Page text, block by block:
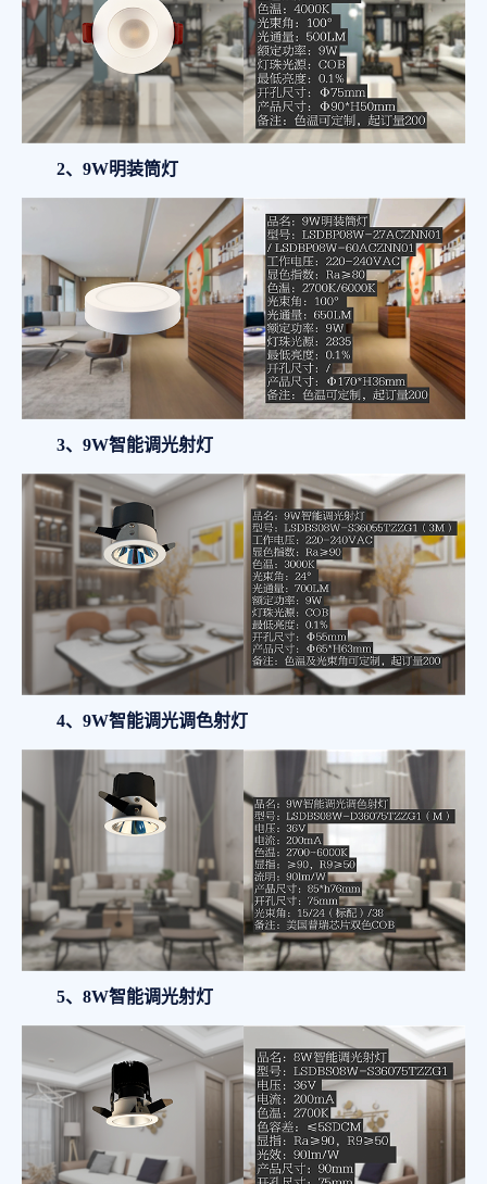
2、9W明装筒灯
3、9W智能调光射灯
4、9W智能调光调色射灯
5、8W智能调光射灯